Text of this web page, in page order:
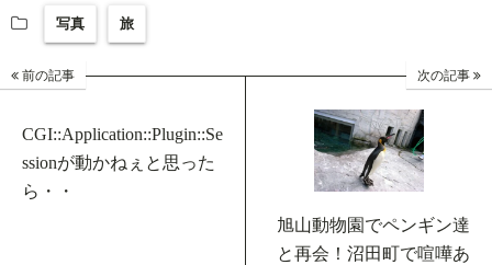
写真 旅
前の記事
CGI::Application::Plugin::Se
ssionが動かねぇと思った
ら・・
次の記事
旭山動物園でペンギン達
と再会！沼田町で喧嘩あ